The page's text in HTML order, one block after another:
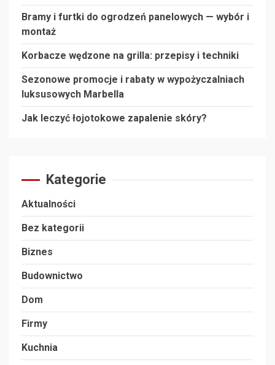
Bramy i furtki do ogrodzeń panelowych — wybór i
montaż
Korbacze wędzone na grilla: przepisy i techniki
Sezonowe promocje i rabaty w wypożyczalniach
luksusowych Marbella
Jak leczyć łojotokowe zapalenie skóry?
Kategorie
Aktualności
Bez kategorii
Biznes
Budownictwo
Dom
Firmy
Kuchnia